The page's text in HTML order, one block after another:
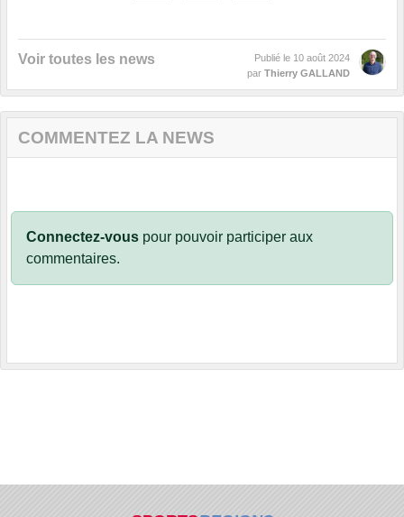
Voir toutes les news Publié le 10 août 2024
par Thierry GALLAND
COMMENTEZ LA NEWS
Connectez-vous pour pouvoir participer aux
commentaires.